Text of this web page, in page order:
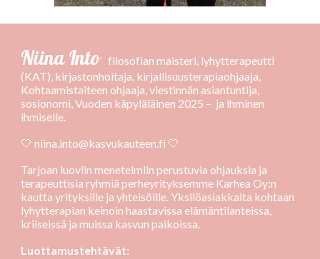
Niina Intofilosofian maisteri, lyhytterapeutti
(KAT), kirjastonhoitaja, kirjallisuusterapiaohjaaja,
Kohtaamistaiteen ohjaaja,viestinnän asiantuntija,
sosionomi, Vuoden käpyläläinen 2025 – ja ihminen
ihmiselle.
🤍niina.into@kasvukauteen.fi 🤍
Tarjoan luoviin menetelmiin perustuvia ohjauksia ja
terapeuttisia ryhmiä perheyrityksemme Karhea Oy:n
kautta yrityksille ja yhteisöille. Yksilöasiakkaita kohtaan
lyhytterapian keinoin haastavissa elämäntilanteissa,
kriiseissä ja muissa kasvun paikoissa.
Luottamustehtävät: